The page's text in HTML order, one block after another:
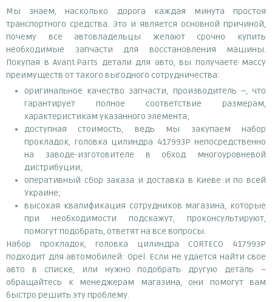
Мы знаем, насколько дорога каждая минута простоя
транспортного средства. Это и является основной причиной,
почему все автовладельцы желают срочно купить
необходимые запчасти для восстановления машины.
Покупая в Avant.Parts детали для авто, вы получаете массу
преимуществ от такого выгодного сотрудничества:
оригинальное качество запчасти, производитель –, что
гарантирует полное соответствие размерам,
характеристикам указанного элемента;
доступная стоимость, ведь мы закупаем набор
прокладок, головка цилиндра 417993P непосредственно
на заводе-изготовителе в обход многоуровневой
дистрибуции;
оперативный сбор заказа и доставка в Киеве и по всей
Украине;
высокая квалификация сотрудников магазина, которые
при необходимости подскажут, проконсультируют,
помогут подобрать, ответят на все вопросы.
Набор прокладок, головка цилиндра CORTECO 417993P
подходит для автомобилей: Opel. Если не удается найти свое
авто в списке, или нужно подобрать другую деталь –
обращайтесь к менеджерам магазина, они помогут вам
быстро решить эту проблему.